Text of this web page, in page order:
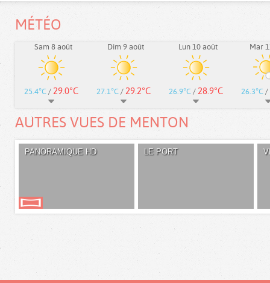
MÉTÉO
Sam 8 août
25.4°C / 29.0°C
Dim 9 août
27.1°C / 29.2°C
Lun 10 août
26.9°C / 28.9°C
Mar
26.3°C /
AUTRES VUES DE MENTON
PANORAMIQUE HD LE PORT